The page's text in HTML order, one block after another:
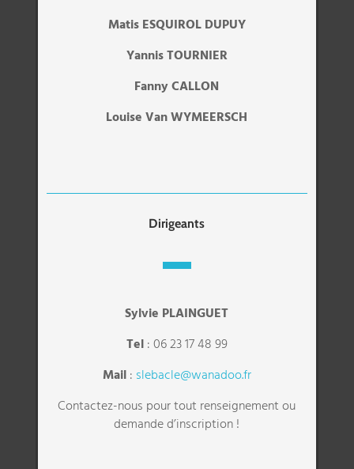
Matis ESQUIROL DUPUY
Yannis TOURNIER
Fanny CALLON
Louise Van WYMEERSCH
Dirigeants
Sylvie PLAINGUET
Tel: 06 23 17 48 99
Mail: slebacle@wanadoo.fr
Contactez-nous pour tout renseignement ou
demande d’inscription !